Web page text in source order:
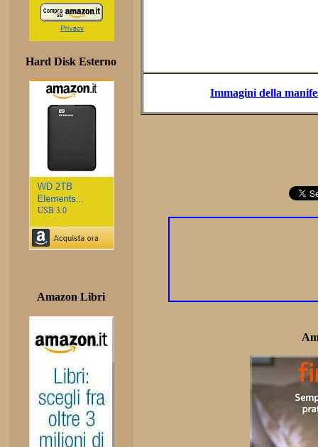
Immagini della
Hard Disk Esterno
Amazon Libri